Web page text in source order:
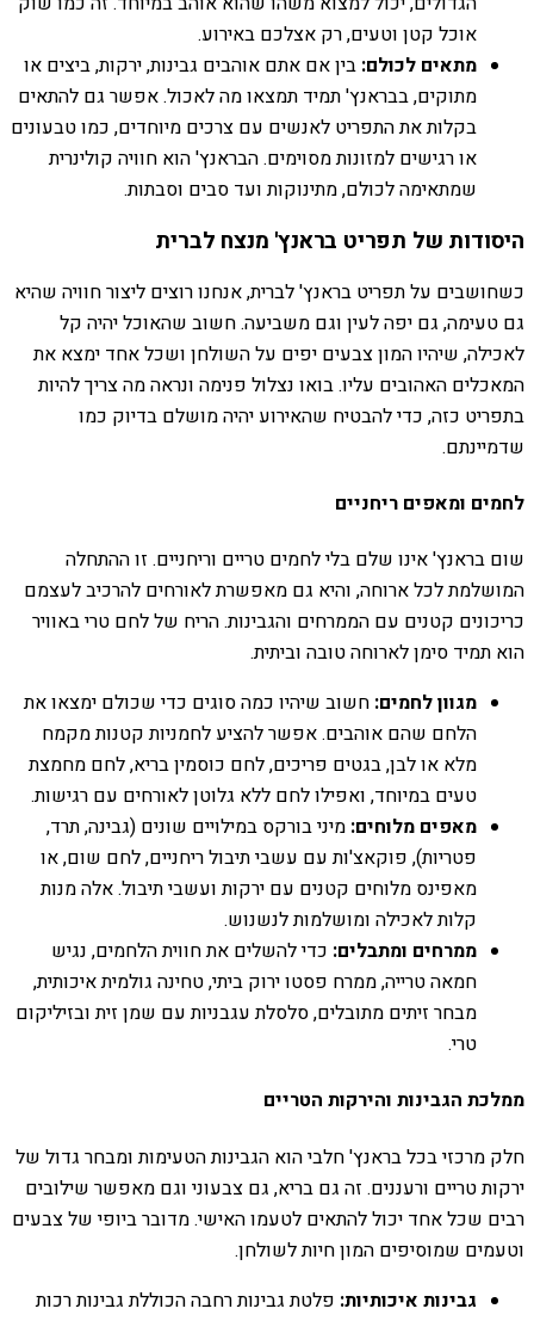
אוכל קטן וטעים, רק אצלכם באירוע.
מתאים לכולם: בין אם אתם אוהבים גבינות, ירקות, ביצים או
מתוקים, בבראנץ' תמיד תמצאו מה לאכול. אפשר גם להתאים
בקלות את התפריט לאנשים עם צרכים מיוחדים, כמו טבעונים
או רגישים למזונות מסוימים. הבראנץ' הוא חוויה קולינרית
שמתאימה לכולם, מתינוקות ועד סבים וסבתות.
היסודות של תפריט בראנץ' מנצח לברית
כשחושבים על תפריט בראנץ' לברית, אנחנו רוצים ליצור חוויה שהיא
גם טעימה, גם יפה לעין וגם משביעה. חשוב שהאוכל יהיה קל
לאכילה, שיהיו המון צבעים יפים על השולחן ושכל אחד ימצא את
המאכלים האהובים עליו. בואו נצלול פנימה ונראה מה צריך להיות
בתפריט כזה, כדי להבטיח שהאירוע יהיה מושלם בדיוק כמו
שדמיינתם.
לחמים ומאפים ריחניים
שום בראנץ' אינו שלם בלי לחמים טריים וריחניים. זו ההתחלה
המושלמת לכל ארוחה, והיא גם מאפשרת לאורחים להרכיב לעצמם
כריכונים קטנים עם הממרחים והגבינות. הריח של לחם טרי באוויר
הוא תמיד סימן לארוחה טובה וביתית.
מגוון לחמים: חשוב שיהיו כמה סוגים כדי שכולם ימצאו את
הלחם שהם אוהבים. אפשר להציע לחמניות קטנות מקמח
מלא או לבן, בגטים פריכים, לחם כוסמין בריא, לחם מחמצת
טעים במיוחד, ואפילו לחם ללא גלוטן לאורחים עם רגישות.
מאפים מלוחים: מיני בורקס במילויים שונים (גבינה, תרד,
פטריות), פוקאצ'ות עם עשבי תיבול ריחניים, לחם שום, או
מאפינס מלוחים קטנים עם ירקות ועשבי תיבול. אלה מנות
קלות לאכילה ומושלמות לנשנוש.
ממרחים ומתבלים: כדי להשלים את חווית הלחמים, נגיש
חמאה טרייה, ממרח פסטו ירוק ביתי, טחינה גולמית איכותית,
מבחר זיתים מתובלים, סלסלת עגבניות עם שמן זית ובזיליקום
טרי.
ממלכת הגבינות והירקות הטריים
חלק מרכזי בכל בראנץ' חלבי הוא הגבינות הטעימות ומבחר גדול של
ירקות טריים ורעננים. זה גם בריא, גם צבעוני וגם מאפשר שילובים
רבים שכל אחד יכול להתאים לטעמו האישי. מדובר ביופי של צבעים
וטעמים שמוסיפים המון חיות לשולחן.
גבינות איכותיות: פלטת גבינות רחבה הכוללת גבינות רכות